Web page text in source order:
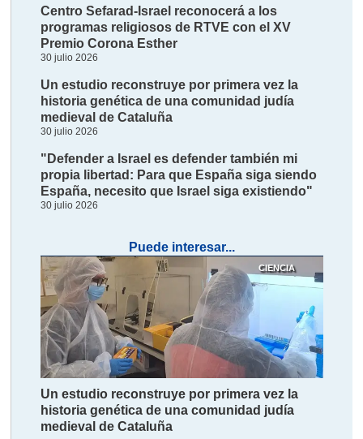
Centro Sefarad-Israel reconocerá a los
programas religiosos de RTVE con el XV
Premio Corona Esther
30 julio 2026
Un estudio reconstruye por primera vez la
historia genética de una comunidad judía
medieval de Cataluña
30 julio 2026
"Defender a Israel es defender también mi
propia libertad: Para que España siga siendo
España, necesito que Israel siga existiendo"
30 julio 2026
Puede interesar...
CIENCIA
Un estudio reconstruye por primera vez la
historia genética de una comunidad judía
medieval de Cataluña